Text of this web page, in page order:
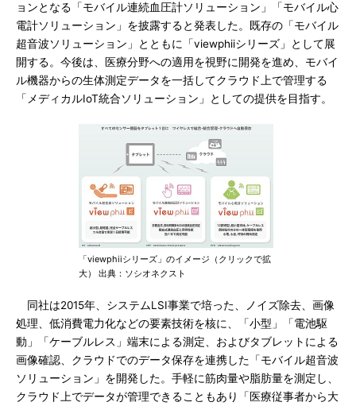
ョンとなる「モバイル連続血圧計ソリューション」「モバイル心
電計ソリューション」を披露すると発表した。既存の「モバイル
超音波ソリューション」とともに「viewphiiシリーズ」として展
開する。今後は、医療分野への適用を視野に開発を進め、モバイ
ル機器からの生体測定データを一括してクラウド上で管理する
「メディカルIoT統合ソリューション」としての提供を目指す。
「viewphiiシリーズ」のイメージ（クリックで拡
大） 出典：ソシオネクスト
同社は2015年、システムLSI事業で培った、ノイズ除去、画像
処理、低消費電力化などの要素技術を核に、「小型」「電池駆
動」「ケーブルレス」端末による測定、およびタブレットによる
画像確認、クラウドでのデータ保存を連携した「モバイル超音波
ソリューション」を開発した。手軽に筋肉量や脂肪量を測定し、
クラウド上でデータが管理できることもあり「医療従事者から大